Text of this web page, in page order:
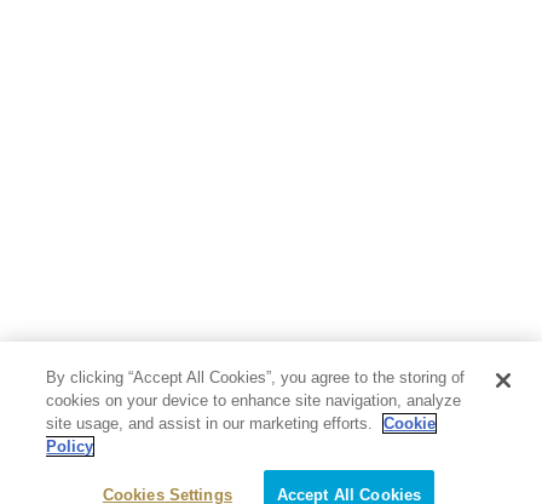
芸術・アート 映画・音楽・演劇
写真集 教養
医学・福祉
By clicking “Accept All Cookies”, you agree to the storing of
cookies on your device to enhance site navigation, analyze
site usage, and assist in our marketing efforts.
Cookie
Policy
Cookies Settings Accept All Cookies